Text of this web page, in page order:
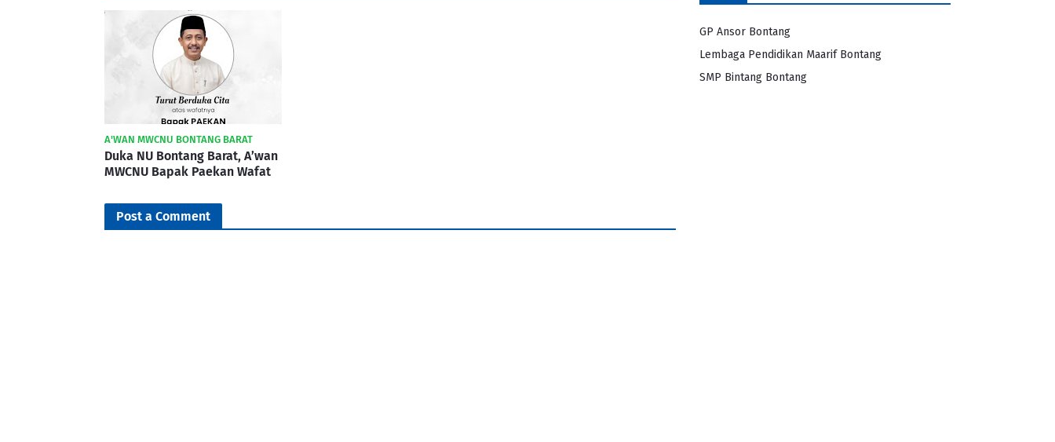
A'WAN MWCNU BONTANG BARAT
Duka NU Bontang Barat, A’wan
MWCNU Bapak Paekan Wafat
Post a Comment
GP Ansor Bontang
Lembaga Pendidikan Maarif Bontang
SMP Bintang Bontang